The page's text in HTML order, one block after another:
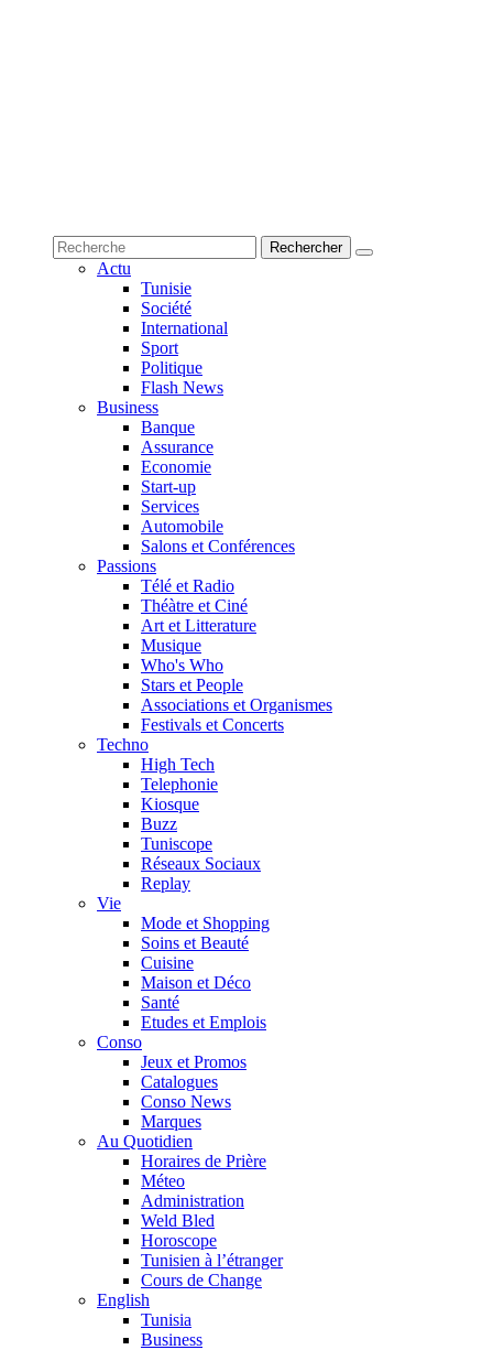
Actu
Tunisie
Société
International
Sport
Politique
Flash News
Business
Banque
Assurance
Economie
Start-up
Services
Automobile
Salons et Conférences
Passions
Télé et Radio
Théàtre et Ciné
Art et Litterature
Musique
Who's Who
Stars et People
Associations et Organismes
Festivals et Concerts
Techno
High Tech
Telephonie
Kiosque
Buzz
Tuniscope
Réseaux Sociaux
Replay
Vie
Mode et Shopping
Soins et Beauté
Cuisine
Maison et Déco
Santé
Etudes et Emplois
Conso
Jeux et Promos
Catalogues
Conso News
Marques
Au Quotidien
Horaires de Prière
Méteo
Administration
Weld Bled
Horoscope
Tunisien à l’étranger
Cours de Change
English
Tunisia
Business